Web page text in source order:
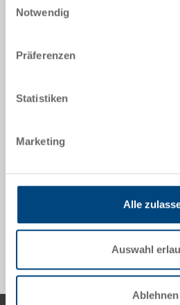
Notwendig
Präferenzen
Statistiken
Marketing
Alle
Auswahl
Ablehnen
Angebot anfordern
Staubschutzdeckel, PET-G 1
Sonderanfertigungen - Unser